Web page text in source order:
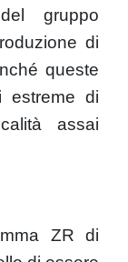
gruppo
di
queste
estreme di
assai
ZR di